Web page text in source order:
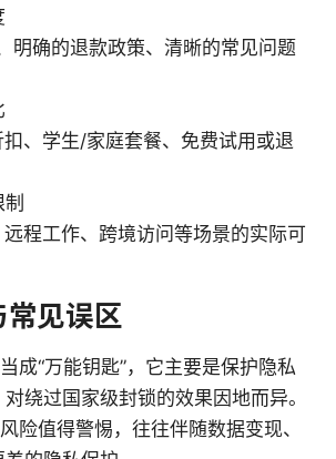
明确的退款政策、清晰的常见问题
、学生/家庭套餐、免费试用或退
程工作、跨境访问等场景的实际可
见误区
成“万能钥匙”，它主要是保护隐私
绕过国家级封锁的效果因地而异。
险值得警惕，往往伴随数据变现、